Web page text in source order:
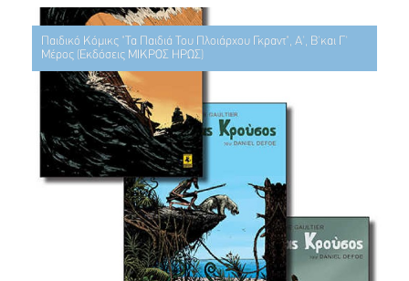
Παιδικό Κόμικς "Τα Παιδιά Του Πλοιάρχου Γκραντ", Α', Β'και Γ'
Μέρος (Εκδόσεις ΜΙΚΡΟΣ ΗΡΩΣ)